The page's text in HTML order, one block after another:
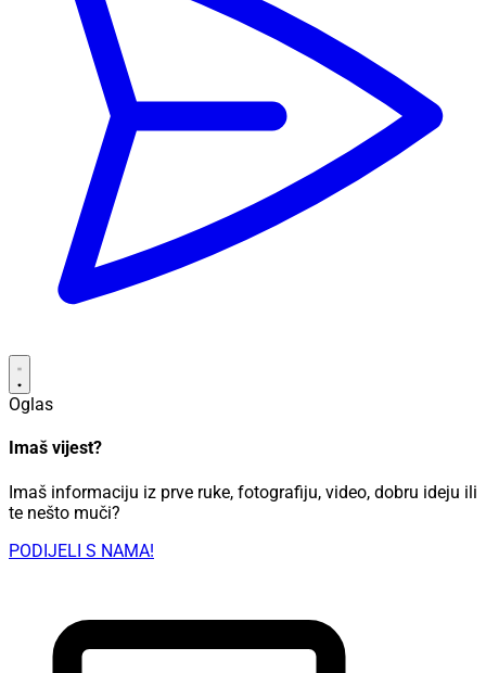
Oglas
Imaš vijest?
Imaš informaciju iz prve ruke, fotografiju, video, dobru ideju ili
te nešto muči?
PODIJELI S NAMA!